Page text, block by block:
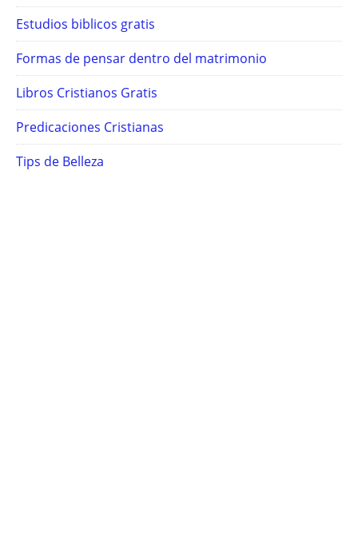
Estudios biblicos gratis
Formas de pensar dentro del matrimonio
Libros Cristianos Gratis
Predicaciones Cristianas
Tips de Belleza